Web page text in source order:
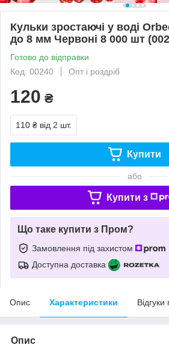
Кульки зростаючі у воді
до 8 мм Червоні 8 000 шт
Готово до відправки
Код: 00240
Опт і роздріб
120 ₴
110 ₴ від 2 шт.
Купити
або
Купити з
Що таке купити з Пром?
Замовлення під захистом
Доступна доставка
Опис Характеристики
Опис